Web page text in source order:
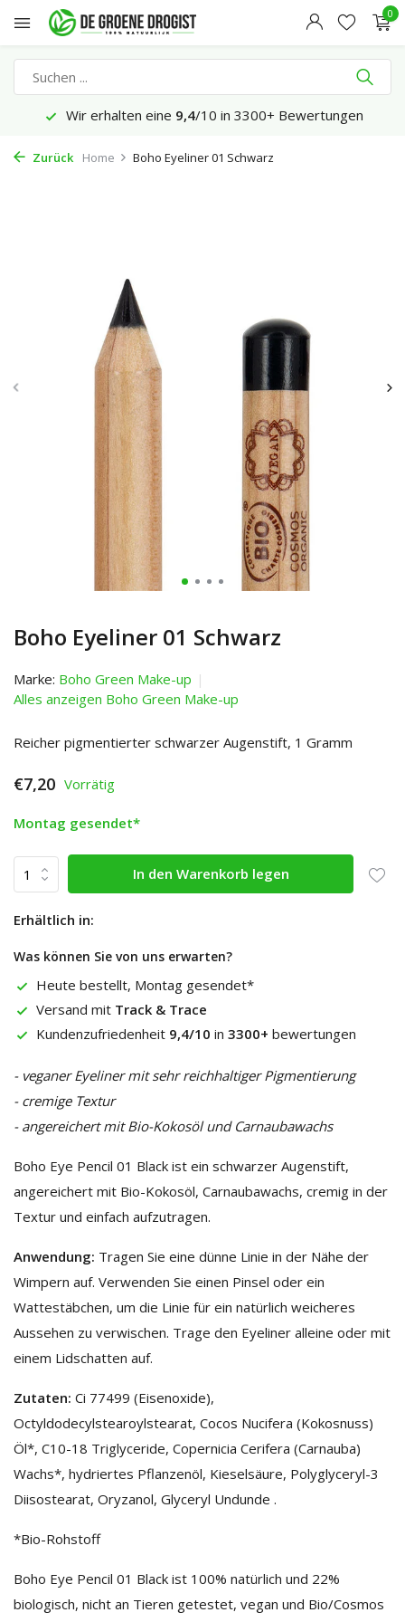
0
Wir erhalten eine 9,4/10 in 3300+ Bewertungen
Zurück Home Boho Eyeliner 01 Schwarz
Boho Eyeliner 01 Schwarz
Marke: Boho Green Make-up
Alles anzeigen Boho Green Make-up
Reicher pigmentierter schwarzer Augenstift, 1 Gramm
€7,20 Vorrätig
Montag gesendet*
In den Warenkorb legen
Erhältlich in:
Was können Sie von uns erwarten?
Heute bestellt, Montag gesendet*
Versand mit Track & Trace
Kundenzufriedenheit 9,4/10 in 3300+ bewertungen
- veganer Eyeliner mit sehr reichhaltiger Pigmentierung
- cremige Textur
- angereichert mit Bio-Kokosöl und Carnaubawachs
Boho Eye Pencil 01 Black ist ein schwarzer Augenstift,
angereichert mit Bio-Kokosöl, Carnaubawachs, cremig in der
Textur und einfach aufzutragen.
Anwendung: Tragen Sie eine dünne Linie in der Nähe der
Wimpern auf. Verwenden Sie einen Pinsel oder ein
Wattestäbchen, um die Linie für ein natürlich weicheres
Aussehen zu verwischen. Trage den Eyeliner alleine oder mit
einem Lidschatten auf.
Zutaten: Ci 77499 (Eisenoxide),
Octyldodecylstearoylstearat, Cocos Nucifera (Kokosnuss)
Öl*, C10-18 Triglyceride, Copernicia Cerifera (Carnauba)
Wachs*, hydriertes Pflanzenöl, Kieselsäure, Polyglyceryl-3
Diisostearat, Oryzanol, Glyceryl Undunde .
*Bio-Rohstoff
Boho Eye Pencil 01 Black ist 100% natürlich und 22%
biologisch, nicht an Tieren getestet, vegan und Bio/Cosmos